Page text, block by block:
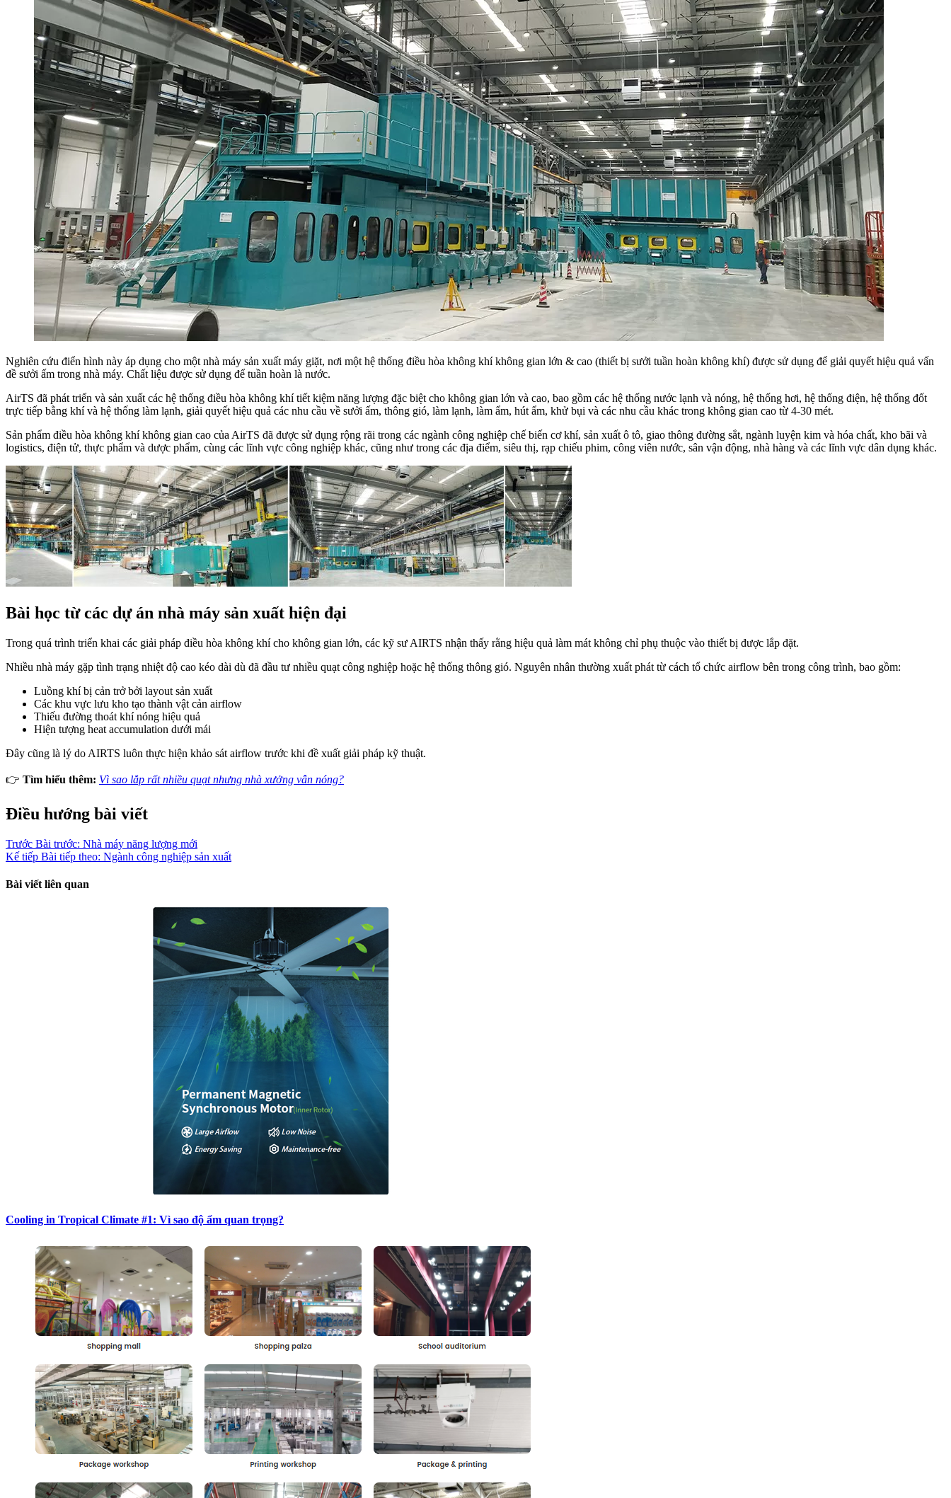
Nghiên cứu điển hình này áp dụng cho một nhà máy sản xuất máy giặt, nơi một hệ thống điều hòa không khí không gian lớn & cao (thiết bị sưởi tuần hoàn không khí) được sử dụng để giải quyết hiệu quả vấn
đề sưởi ấm trong nhà máy. Chất liệu được sử dụng để tuần hoàn là nước.
AirTS đã phát triển và sản xuất các hệ thống điều hòa không khí tiết kiệm năng lượng đặc biệt cho không gian lớn và cao, bao gồm các hệ thống nước lạnh và nóng, hệ thống hơi, hệ thống điện, hệ thống đốt
trực tiếp bằng khí và hệ thống làm lạnh, giải quyết hiệu quả các nhu cầu về sưởi ấm, thông gió, làm lạnh, làm ẩm, hút ẩm, khử bụi và các nhu cầu khác trong không gian cao từ 4-30 mét.
Sản phẩm điều hòa không khí không gian cao của AirTS đã được sử dụng rộng rãi trong các ngành công nghiệp chế biến cơ khí, sản xuất ô tô, giao thông đường sắt, ngành luyện kim và hóa chất, kho bãi và
logistics, điện tử, thực phẩm và dược phẩm, cùng các lĩnh vực công nghiệp khác, cũng như trong các địa điểm, siêu thị, rạp chiếu phim, công viên nước, sân vận động, nhà hàng và các lĩnh vực dân dụng khác.
Bài học từ các dự án nhà máy sản xuất hiện đại
Trong quá trình triển khai các giải pháp điều hòa không khí cho không gian lớn, các kỹ sư AIRTS nhận thấy rằng hiệu quả làm mát không chỉ phụ thuộc vào thiết bị được lắp đặt.
Nhiều nhà máy gặp tình trạng nhiệt độ cao kéo dài dù đã đầu tư nhiều quạt công nghiệp hoặc hệ thống thông gió. Nguyên nhân thường xuất phát từ cách tổ chức airflow bên trong công trình, bao gồm:
Luồng khí bị cản trở bởi layout sản xuất
Các khu vực lưu kho tạo thành vật cản airflow
Thiếu đường thoát khí nóng hiệu quả
Hiện tượng heat accumulation dưới mái
Đây cũng là lý do AIRTS luôn thực hiện khảo sát airflow trước khi đề xuất giải pháp kỹ thuật.
👉 Tìm hiểu thêm: Vì sao lắp rất nhiều quạt nhưng nhà xưởng vẫn nóng?
Điều hướng bài viết
Trước Bài trước: Nhà máy năng lượng mới
Kế tiếp Bài tiếp theo: Ngành công nghiệp sản xuất
Bài viết liên quan
Cooling in Tropical Climate #1: Vì sao độ ẩm quan trọng?